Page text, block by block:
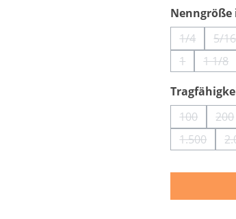
Nenngröße
1/4(Diese5/16
1(Diese1 1/8
100(Diese200
1.500(Diese